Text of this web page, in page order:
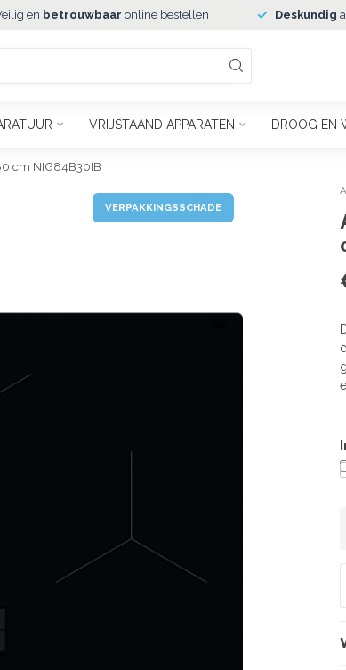
en betrouwbaar online bestellen Deskundig
VRIJSTAAND APPARATEN DROOG EN
cm NIG84B30IB
VERPAKKINGSSCHADE